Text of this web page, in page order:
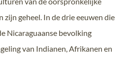
zijn geheel. In de drie eeuwen die
Nicaraguaanse bevolking
van Indianen, Afrikanen en